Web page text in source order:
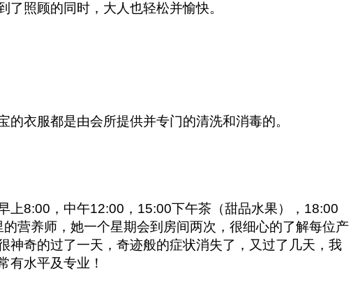
照顾的同时，大人也轻松并愉快。
衣服都是由会所提供并专门的清洗和消毒的。
上8:00，中午12:00，15:00下午茶（甜品水果），18:00
营养师，她一个星期会到房间两次，很细心的了解每位产
奇的过了一天，奇迹般的症状消失了，又过了几天，我
有水平及专业！